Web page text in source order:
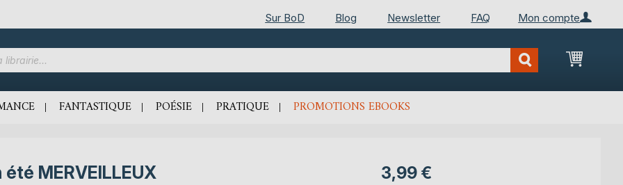
Mon compte
Sur BoD Blog Newsletter FAQ
Mon
FANTASTIQUE POÉSIE PRATIQUE PROMOTIONS EBOOKS
été MERVEILLEUX 3,99 €